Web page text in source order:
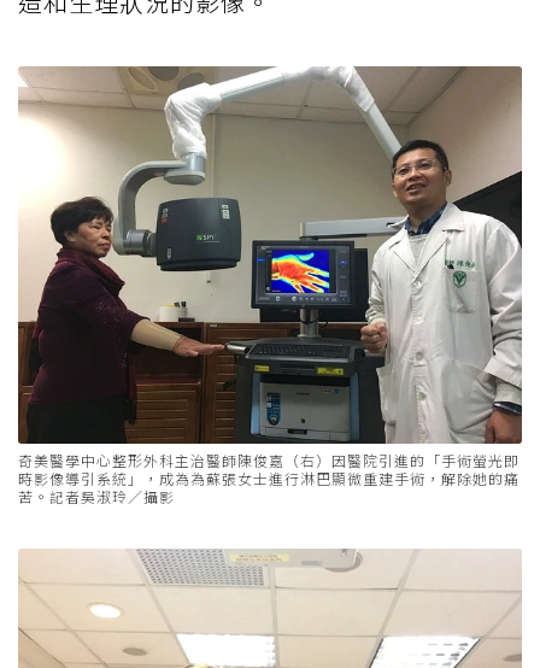
奇美醫學中心整形外科主治醫師陳俊嘉（右）因醫院引進的「手術螢光即
時影像導引系統」，成為為蘇張女士進行淋巴顯微重建手術，解除她的痛
苦。記者吳淑玲／攝影